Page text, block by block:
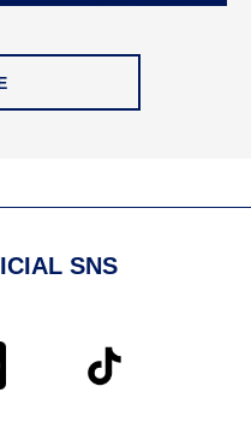
SNS